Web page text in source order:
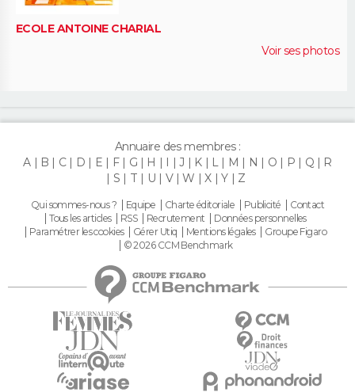
ECOLE ANTOINE CHARIAL
Voir ses photos
Annuaire des membres :
A
B C D E F G H I J K L M N O P Q
R
S
T U V W X Y Z
Qui sommes-nous ? Equipe Charte éditoriale Publicité
Contact
Tous les articles
RSS Recrutement
Données personnelles
Paramétrer les cookies
Gérer Utiq Mentions légales
Groupe Figaro
© 2026 CCM Benchmark